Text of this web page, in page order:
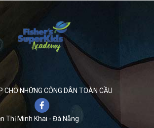
CHO NHỮNG CÔNG DÂN TOÀN CẦU
Thị Minh Khai - Đà Nẵng